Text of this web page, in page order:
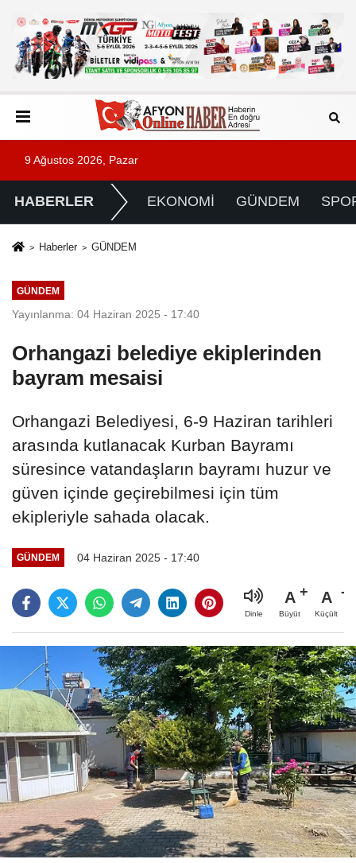
9 Ağustos 2026, Pazar
HABERLER EKONOMİ GÜNDEM
Haberler GÜNDEM
GÜNDEM
Yayınlanma: 04 Haziran 2025 - 17:40
Orhangazi belediye ekiplerinden
bayram mesaisi
Orhangazi Belediyesi, 6-9 Haziran tarihleri
arasında kutlanacak Kurban Bayramı
süresince vatandaşların bayramı huzur ve
güven içinde geçirebilmesi için tüm
ekipleriyle sahada olacak.
GÜNDEM 04 Haziran 2025 - 17:40
Dinle
A
Büyüt
A
Küçült